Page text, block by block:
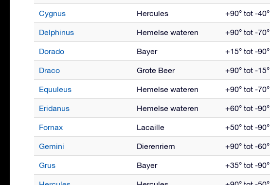
Cygnus Hercules +90° tot -40°
Delphinus Hemelse wateren +90° tot -70°
Dorado Bayer +15° tot -90°
Draco Grote Beer +90° tot -15°
Equuleus Hemelse wateren +90° tot -70°
Eridanus Hemelse wateren +60° tot -90°
Fornax Lacaille +50° tot -90°
Gemini Dierenriem +90° tot -60°
Grus Bayer +35° tot -90°